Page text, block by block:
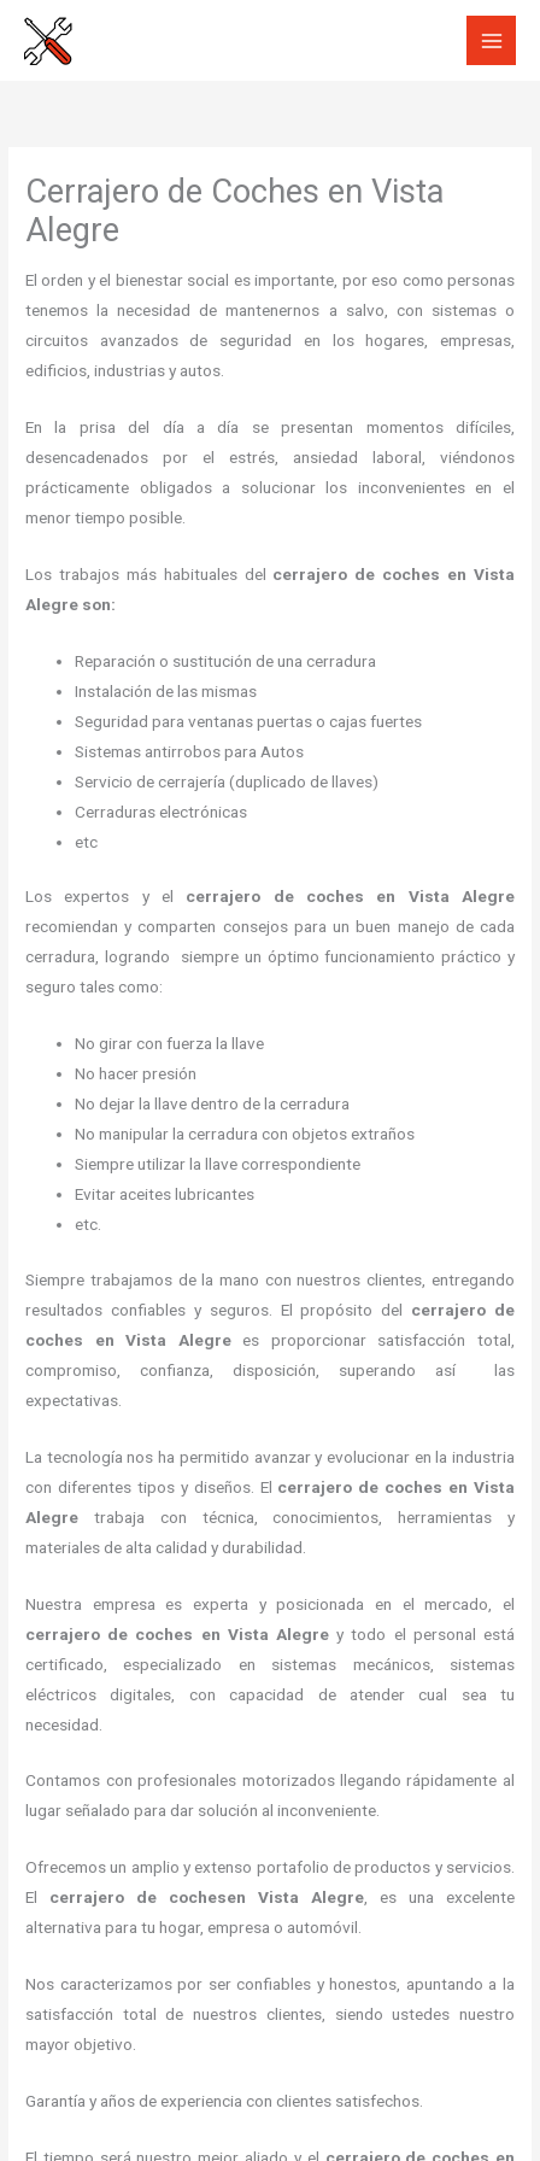
Cerrajero de Coches en Vista
Alegre
El orden y el bienestar social es importante, por eso como personas
tenemos la necesidad de mantenernos a salvo, con sistemas o
circuitos avanzados de seguridad en los hogares, empresas,
edificios, industrias y autos.
En la prisa del día a día se presentan momentos difíciles,
desencadenados por el estrés, ansiedad laboral, viéndonos
prácticamente obligados a solucionar los inconvenientes en el
menor tiempo posible.
Los trabajos más habituales del cerrajero de coches en Vista
Alegre son:
Reparación o sustitución de una cerradura
Instalación de las mismas
Seguridad para ventanas puertas o cajas fuertes
Sistemas antirrobos para Autos
Servicio de cerrajería (duplicado de llaves)
Cerraduras electrónicas
etc
Los expertos y el cerrajero de coches en Vista Alegre
recomiendan y comparten consejos para un buen manejo de cada
cerradura, logrando siempre un óptimo funcionamiento práctico y
seguro tales como:
No girar con fuerza la llave
No hacer presión
No dejar la llave dentro de la cerradura
No manipular la cerradura con objetos extraños
Siempre utilizar la llave correspondiente
Evitar aceites lubricantes
etc.
Siempre trabajamos de la mano con nuestros clientes, entregando
resultados confiables y seguros. El propósito del cerrajero de
coches en Vista Alegrees proporcionar satisfacción total,
compromiso, confianza, disposición, superando así las
expectativas.
La tecnología nos ha permitido avanzar y evolucionar en la industria
con diferentes tipos y diseños. El cerrajero de coches en Vista
Alegre trabaja con técnica, conocimientos, herramientas y
materiales de alta calidad y durabilidad.
Nuestra empresa es experta y posicionada en el mercado, el
cerrajero de coches en Vista Alegre y todo el personal está
certificado, especializado en sistemas mecánicos, sistemas
eléctricos digitales, con capacidad de atender cual sea tu
necesidad.
Contamos con profesionales motorizados llegando rápidamente al
lugar señalado para dar solución al inconveniente.
Ofrecemos un amplio y extenso portafolio de productos y servicios.
El cerrajero de cochesen Vista Alegre, es una excelente
alternativa para tu hogar, empresa o automóvil.
Nos caracterizamos por ser confiables y honestos, apuntando a la
satisfacción total de nuestros clientes, siendo ustedes nuestro
mayor objetivo.
Garantía y años de experiencia con clientes satisfechos.